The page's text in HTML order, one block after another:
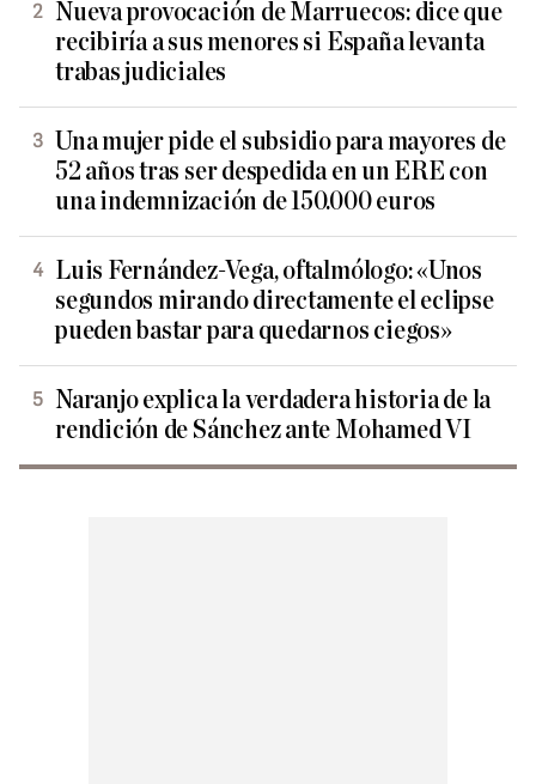
Nueva provocación de Marruecos: dice que
recibiría a sus menores si España levanta
trabas judiciales
Una mujer pide el subsidio para mayores de
52 años tras ser despedida en un ERE con
una indemnización de 150.000 euros
Luis Fernández-Vega, oftalmólogo: «Unos
segundos mirando directamente el eclipse
pueden bastar para quedarnos ciegos»
Naranjo explica la verdadera historia de la
rendición de Sánchez ante Mohamed VI